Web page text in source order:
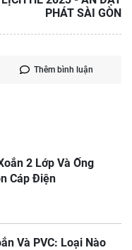
PHÁT SÀI GÒN
Thêm bình luận
2 Lớp Và Ống
Cáp Điện
Và PVC: Loại Nào